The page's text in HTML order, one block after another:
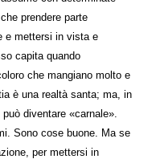
prendere parte
e mettersi in vista e
capita quando
che mangiano molto e
è una realtà santa; ma, in
diventare «carnale».
Sono cose buone. Ma se
per mettersi in